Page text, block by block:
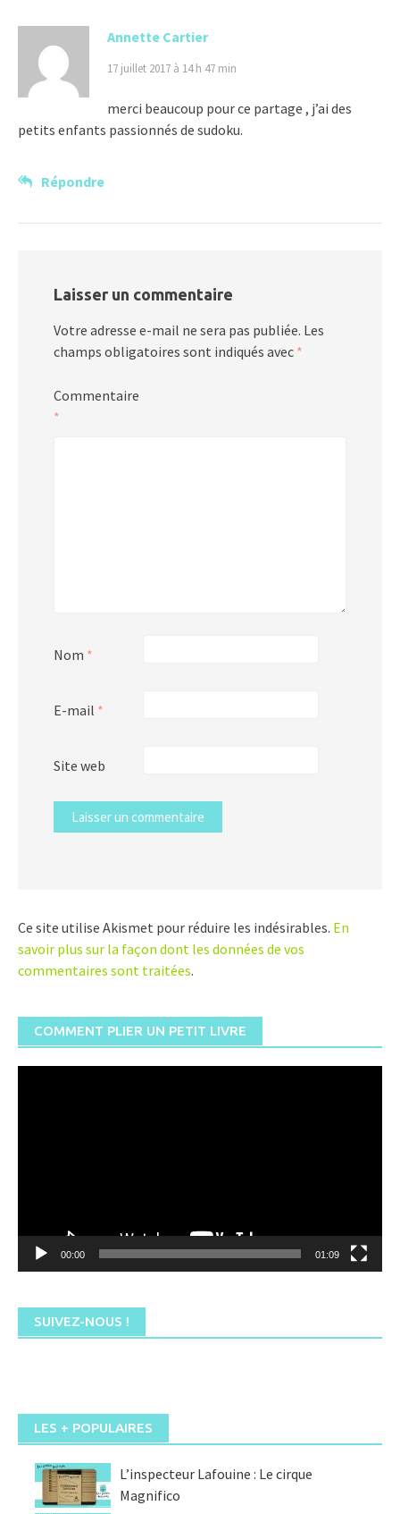
Annette Cartier
17 juillet 2017 à 14 h 47 min
merci beaucoup pour ce partage , j’ai des
petits enfants passionnés de sudoku.
Répondre
Laisser un commentaire
Votre adresse e-mail ne sera pas publiée. Les
champs obligatoires sont indiqués avec *
Commentaire
*
Nom *
E-mail *
Site web
Ce site utilise Akismet pour réduire les indésirables. En
savoir plus sur la façon dont les données de vos
commentaires sont traitées.
COMMENT PLIER UN PETIT LIVRE
00:00 01:09
SUIVEZ-NOUS !
LES + POPULAIRES
L’inspecteur Lafouine : Le cirque
Magnifico